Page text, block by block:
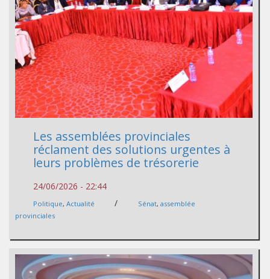
Les assemblées provinciales
réclament des solutions urgentes à
leurs problèmes de trésorerie
24/06/2026 - 22:44
Politique, Actualité / Sénat, assemblée
provinciales